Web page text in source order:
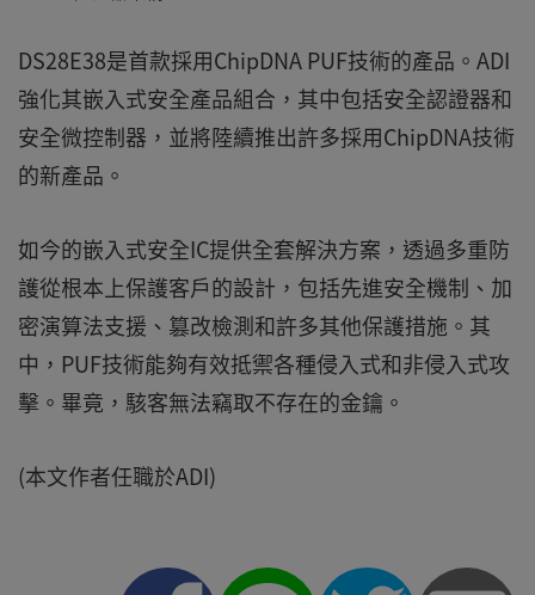
DS28E38是首款採用ChipDNA PUF技術的產品。ADI
強化其嵌入式安全產品組合，其中包括安全認證器和
安全微控制器，並將陸續推出許多採用ChipDNA技術
的新產品。
如今的嵌入式安全IC提供全套解決方案，透過多重防
護從根本上保護客戶的設計，包括先進安全機制、加
密演算法支援、篡改檢測和許多其他保護措施。其
中，PUF技術能夠有效抵禦各種侵入式和非侵入式攻
擊。畢竟，駭客無法竊取不存在的金鑰。
(本文作者任職於ADI)